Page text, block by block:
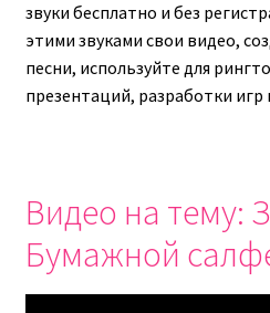
звуки бесплатно и без
этими звуками свои видео,
песни, используйте для
презентаций, разработки
Видео на тему:
Бумажной